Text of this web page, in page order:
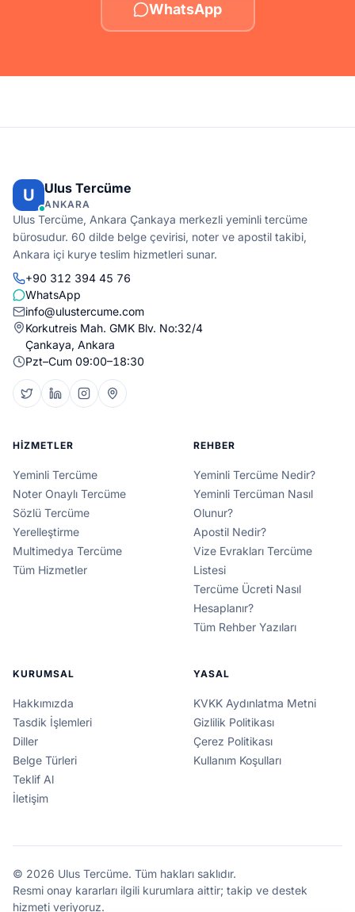
WhatsApp
U Ulus Tercüme
ANKARA
Ulus Tercüme, Ankara Çankaya merkezli yeminli tercüme
bürosudur. 60 dilde belge çevirisi, noter ve apostil takibi,
Ankara içi kurye teslim hizmetleri sunar.
+90 312 394 45 76
WhatsApp
info@ulustercume.com
Korkutreis Mah. GMK Blv. No:32/4
Çankaya, Ankara
Pzt–Cum 09:00–18:30
HIZMETLER
Yeminli Tercüme
Noter Onaylı Tercüme
Sözlü Tercüme
Yerelleştirme
Multimedya Tercüme
Tüm Hizmetler
REHBER
Yeminli Tercüme Nedir?
Yeminli Tercüman Nasıl
Olunur?
Apostil Nedir?
Vize Evrakları Tercüme
Listesi
Tercüme Ücreti Nasıl
Hesaplanır?
Tüm Rehber Yazıları
KURUMSAL
Hakkımızda
Tasdik İşlemleri
Diller
Belge Türleri
Teklif Al
İletişim
YASAL
KVKK Aydınlatma Metni
Gizlilik Politikası
Çerez Politikası
Kullanım Koşulları
© 2026 Ulus Tercüme. Tüm hakları saklıdır.
Resmi onay kararları ilgili kurumlara aittir; takip ve destek
hizmeti veriyoruz.